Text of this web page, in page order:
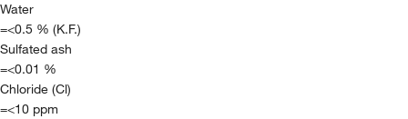
Water
=<0.5 % (K.F.)
Sulfated ash
=<0.01 %
Chloride (Cl)
=<10 ppm